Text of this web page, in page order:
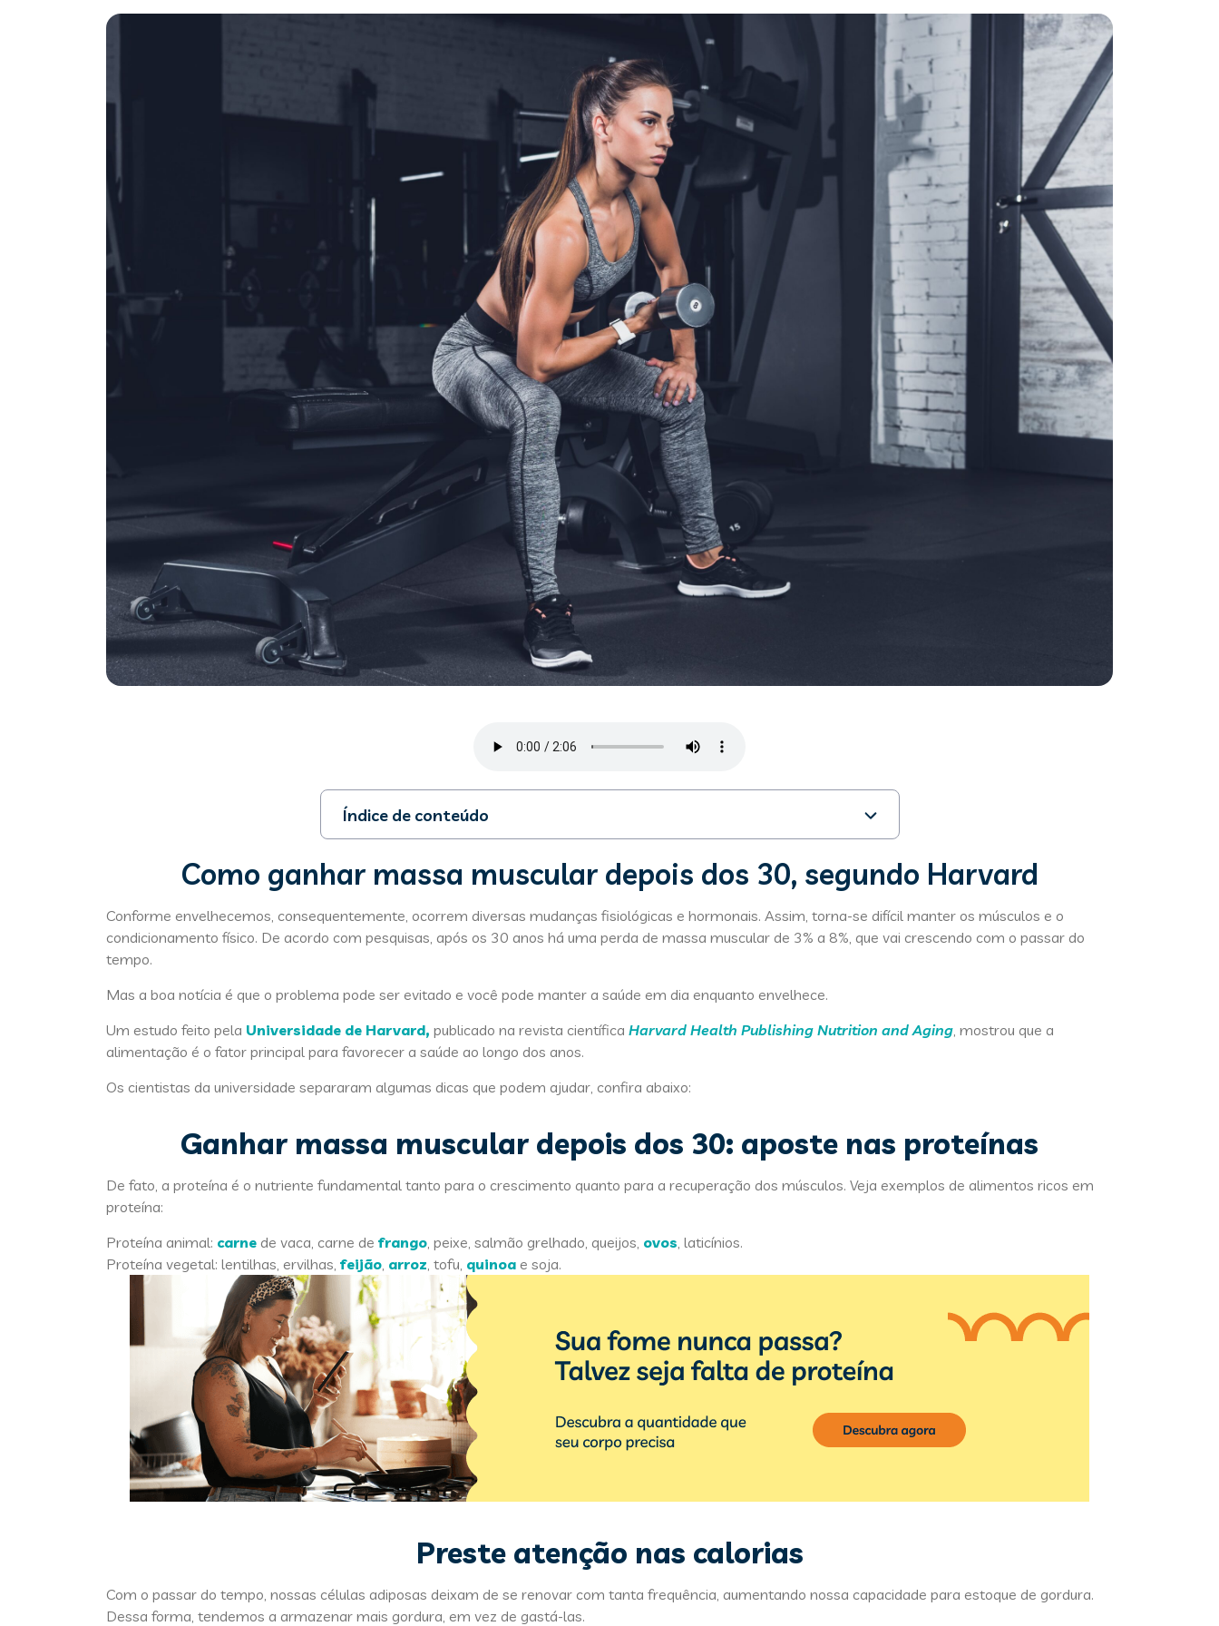
Índice de conteúdo
1. Ganhar massa muscular depois dos 30: aposte nas proteínas
2. Preste atenção nas calorias
3. Invista em alimentos ricos em cálcio
Como ganhar massa muscular depois dos 30, segundo Harvard
Conforme envelhecemos, consequentemente, ocorrem diversas mudanças fisiológicas e hormonais. Assim, torna-se difícil manter os músculos e o
condicionamento físico. De acordo com pesquisas, após os 30 anos há uma perda de massa muscular de 3% a 8%, que vai crescendo com o passar do
tempo.
Mas a boa notícia é que o problema pode ser evitado e você pode manter a saúde em dia enquanto envelhece.
Um estudo feito pela Universidade de Harvard, publicado na revista científica Harvard Health Publishing Nutrition and Aging, mostrou que a
alimentação é o fator principal para favorecer a saúde ao longo dos anos.
Os cientistas da universidade separaram algumas dicas que podem ajudar, confira abaixo:
Ganhar massa muscular depois dos 30: aposte nas proteínas
De fato, a proteína é o nutriente fundamental tanto para o crescimento quanto para a recuperação dos músculos. Veja exemplos de alimentos ricos em
proteína:
Proteína animal: carne de vaca, carne de frango, peixe, salmão grelhado, queijos, ovos, laticínios.
Proteína vegetal: lentilhas, ervilhas, feijão, arroz, tofu, quinoa e soja.
Preste atenção nas calorias
Com o passar do tempo, nossas células adiposas deixam de se renovar com tanta frequência, aumentando nossa capacidade para estoque de gordura.
Dessa forma, tendemos a armazenar mais gordura, em vez de gastá-las.